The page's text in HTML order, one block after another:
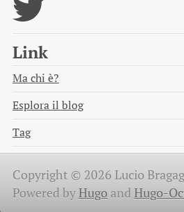
Link
Ma chi è?
Esplora il blog
Tag
Copyright © 2026 Lucio
Powered byHugo and Hugo-